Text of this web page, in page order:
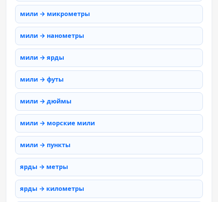
мили → микрометры
мили → нанометры
мили → ярды
мили → футы
мили → дюймы
мили → морские мили
мили → пункты
ярды → метры
ярды → километры